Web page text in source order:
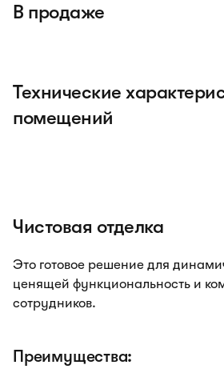
В продаже
Технические
помещений
Чистовая отделка
Это готовое решение для
ценящей функциональность и
сотрудников.
Преимущества: